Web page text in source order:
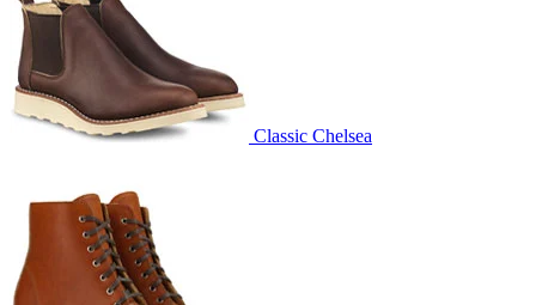
Classic Chelsea